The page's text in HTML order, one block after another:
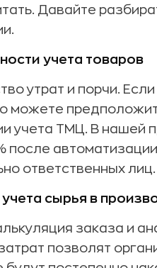
Давайте
учета товаров
утрат и порчи.
можете
учета ТМЦ. В нашей
ответственных лиц.
сырья в
заказа и
позволят